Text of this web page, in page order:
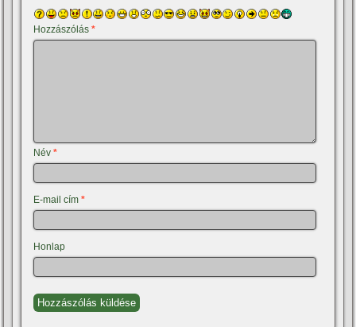
Hozzászólás*
Név*
E-mail cím*
Honlap